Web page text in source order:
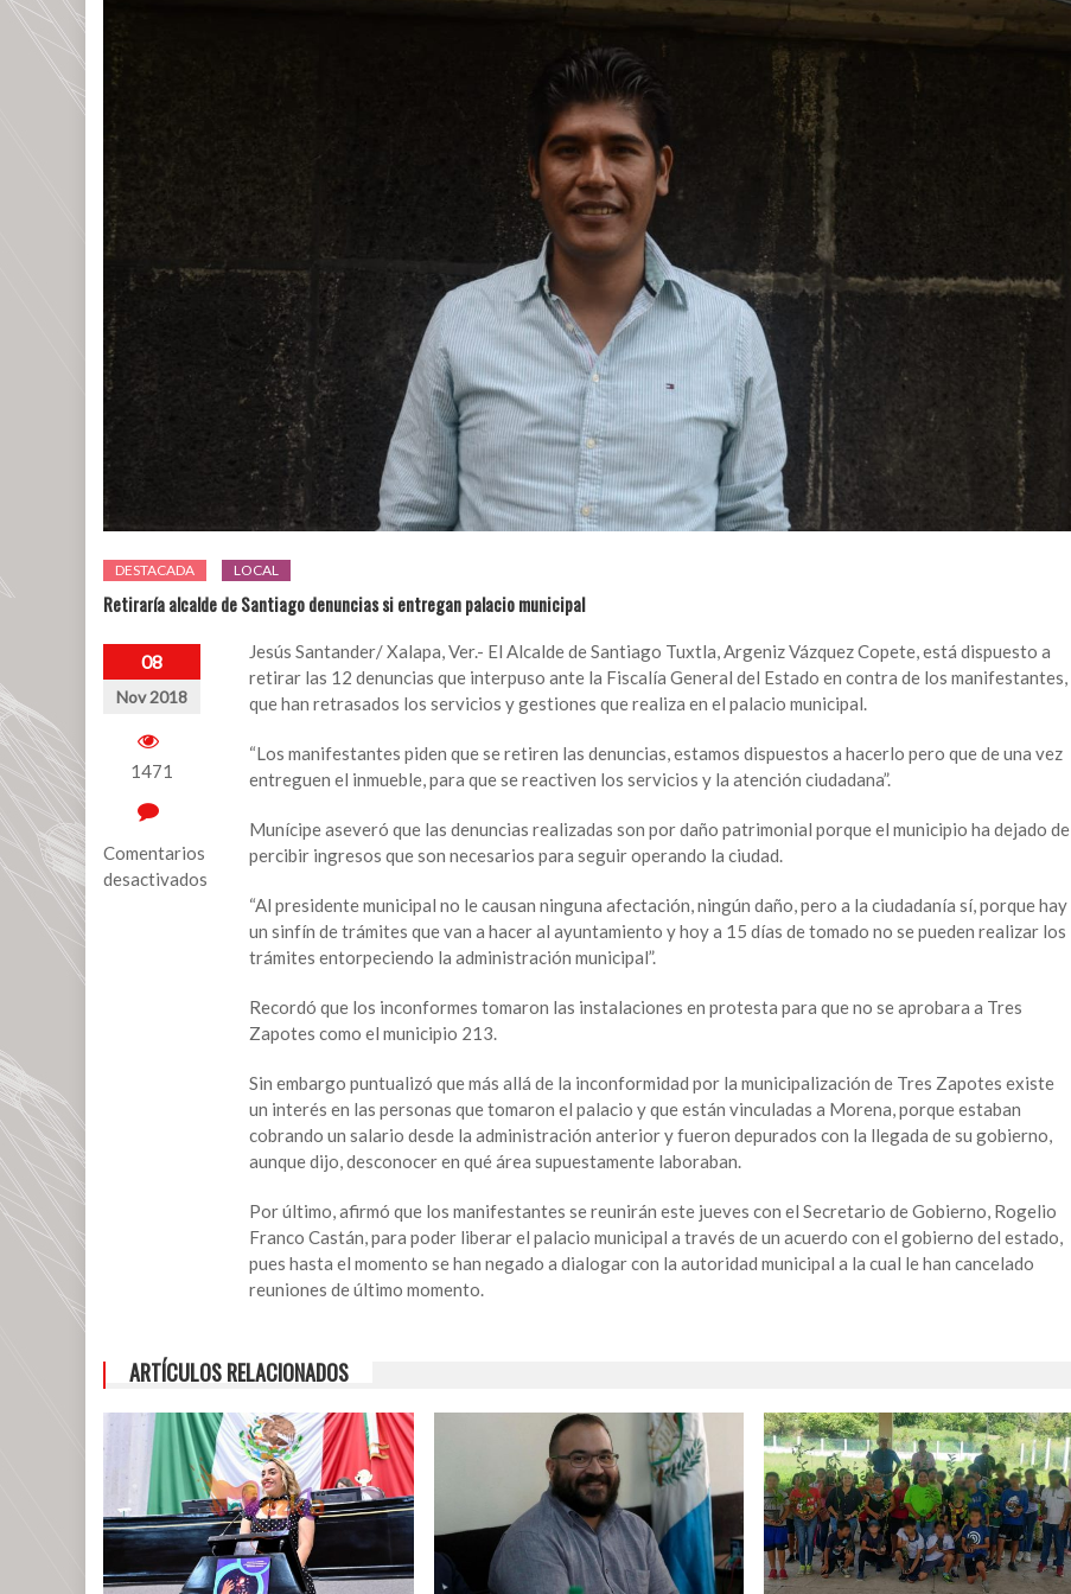
DESTACADA LOCAL
Retiraría alcalde de Santiago denuncias si entregan palacio municipal
08
Nov 2018
1471
Comentarios
desactivados
Jesús Santander/ Xalapa, Ver.- El Alcalde de Santiago Tuxtla, Argeniz Vázquez Copete, está dispuesto a
retirar las 12 denuncias que interpuso ante la Fiscalía General del Estado en contra de los manifestantes,
que han retrasados los servicios y gestiones que realiza en el palacio municipal.
“Los manifestantes piden que se retiren las denuncias, estamos dispuestos a hacerlo pero que de una vez
entreguen el inmueble, para que se reactiven los servicios y la atención ciudadana”.
Munícipe aseveró que las denuncias realizadas son por daño patrimonial porque el municipio ha dejado de
percibir ingresos que son necesarios para seguir operando la ciudad.
“Al presidente municipal no le causan ninguna afectación, ningún daño, pero a la ciudadanía sí, porque hay
un sinfín de trámites que van a hacer al ayuntamiento y hoy a 15 días de tomado no se pueden realizar los
trámites entorpeciendo la administración municipal”.
Recordó que los inconformes tomaron las instalaciones en protesta para que no se aprobara a Tres
Zapotes como el municipio 213.
Sin embargo puntualizó que más allá de la inconformidad por la municipalización de Tres Zapotes existe
un interés en las personas que tomaron el palacio y que están vinculadas a Morena, porque estaban
cobrando un salario desde la administración anterior y fueron depurados con la llegada de su gobierno,
aunque dijo, desconocer en qué área supuestamente laboraban.
Por último, afirmó que los manifestantes se reunirán este jueves con el Secretario de Gobierno, Rogelio
Franco Castán, para poder liberar el palacio municipal a través de un acuerdo con el gobierno del estado,
pues hasta el momento se han negado a dialogar con la autoridad municipal a la cual le han cancelado
reuniones de último momento.
ARTÍCULOS RELACIONADOS